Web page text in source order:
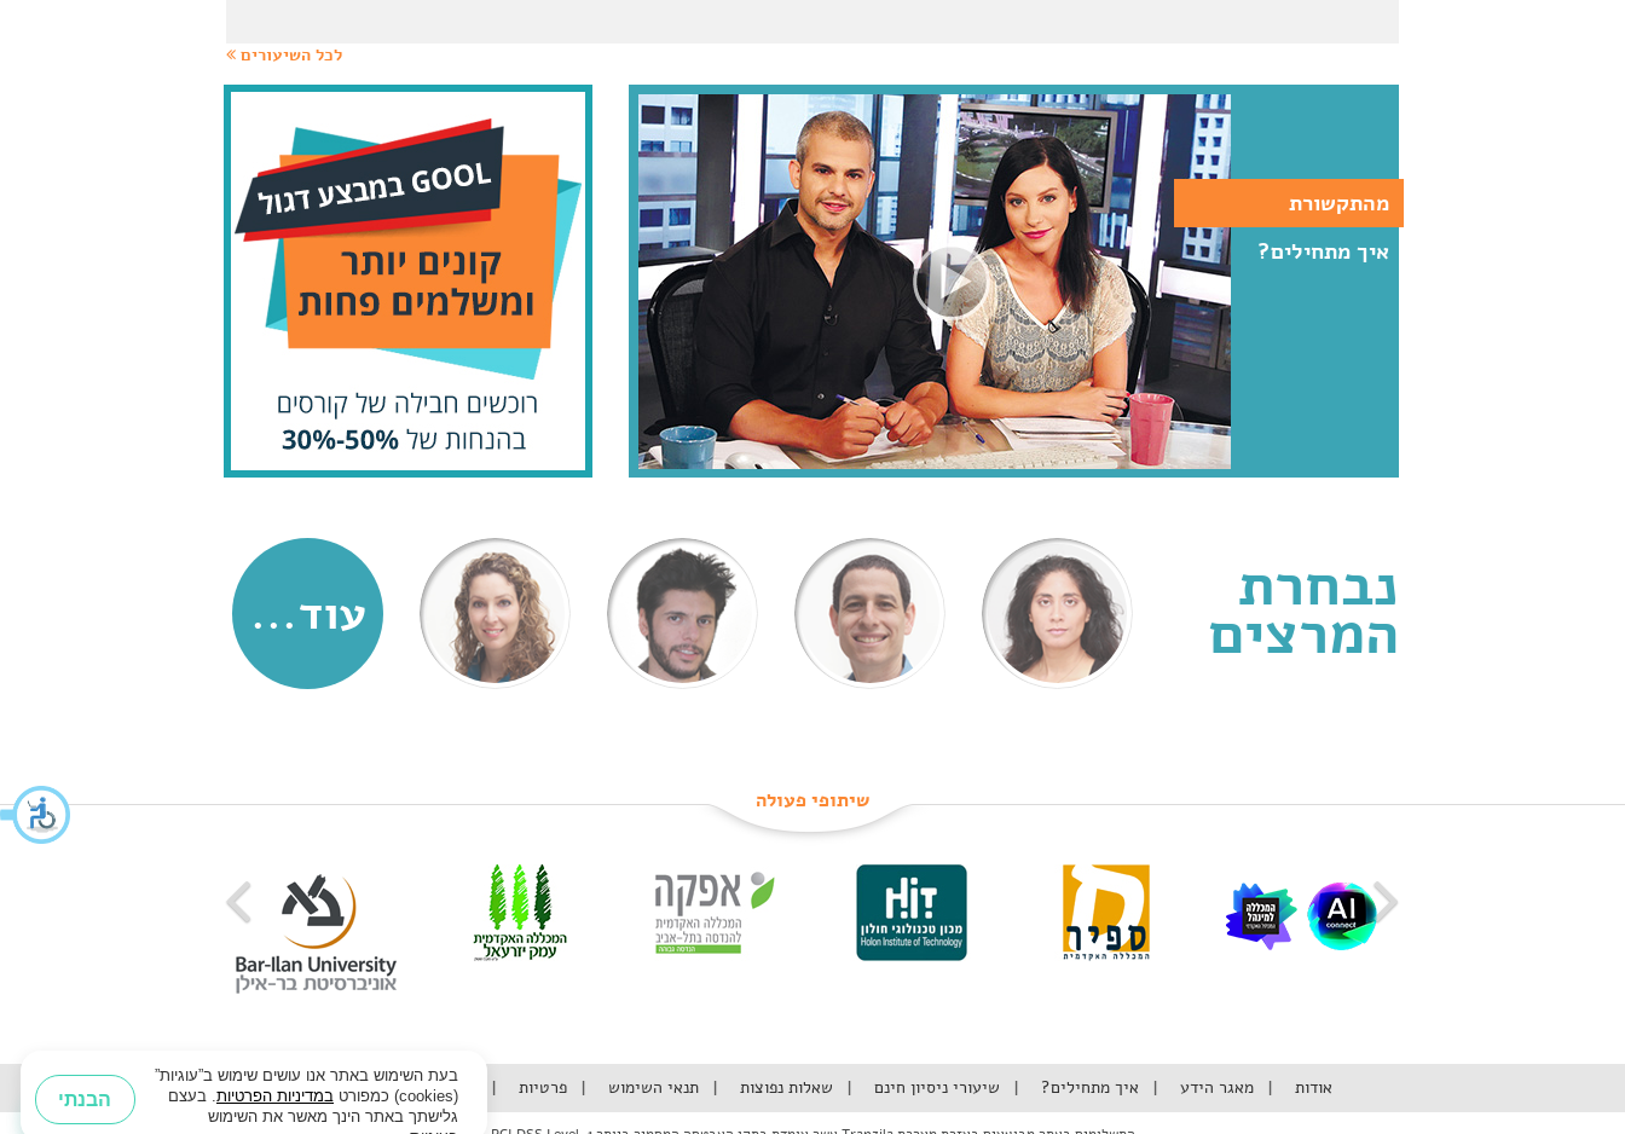
לכל השיעורים
מהתקשורת
איך מתחילים?
נבחרת
המרצים עוד...
שיתופי פעולה
אודות מאגר הידע איך מתחילים? שיעורי ניסיון חינם שאלות נפוצות תנאי השימוש פרטיות הצהרת נגישות נגישות
נתקעת בשאלה? ✕
בעת השימוש באתר אנו עושים שימוש ב”עוגיות”
(cookies) כמפורט
במדיניות הפרטיות. בעצם
גלישתך באתר הינך מאשר את השימוש
הבנתי